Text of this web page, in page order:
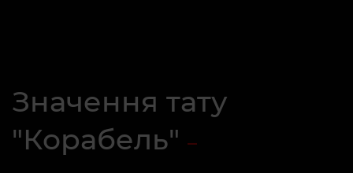
Значення тату
"Корабель"